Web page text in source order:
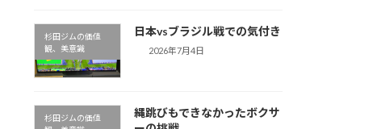
杉田ジムの価値
観、美意識
日本vsブラジル戦での気付き
2026年7月4日
杉田ジムの価値
縄跳びもできなかったボクサ